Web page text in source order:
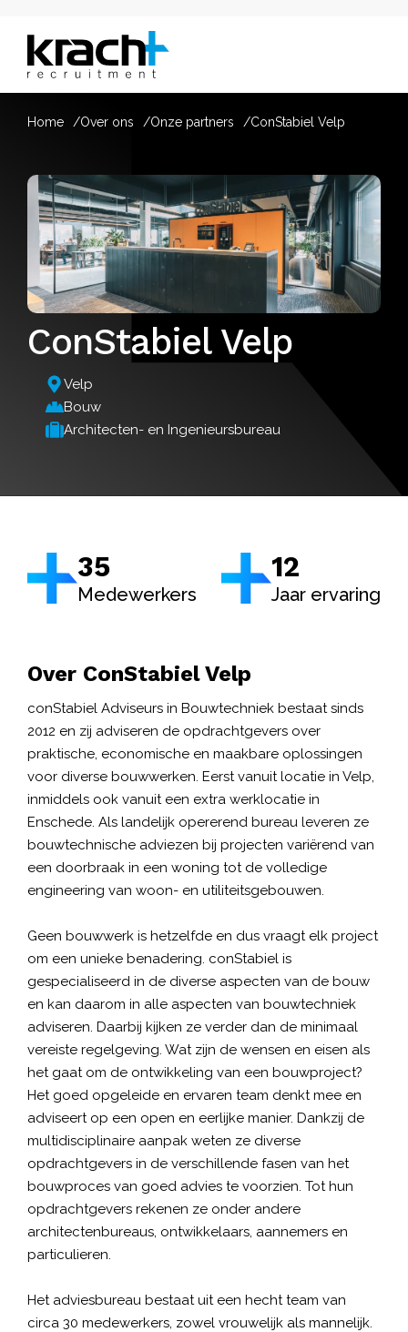
Home Over ons Onze partners ConStabiel Velp
ConStabiel Velp
Velp
Bouw
Architecten- en Ingenieursbureau
35
Medewerkers
12
Jaar ervaring
Over ConStabiel Velp
conStabiel Adviseurs in Bouwtechniek bestaat sinds
2012 en zij adviseren de opdrachtgevers over
praktische, economische en maakbare oplossingen
voor diverse bouwwerken. Eerst vanuit locatie in Velp,
inmiddels ook vanuit een extra werklocatie in
Enschede. Als landelijk opererend bureau leveren ze
bouwtechnische adviezen bij projecten variërend van
een doorbraak in een woning tot de volledige
engineering van woon- en utiliteitsgebouwen.
Geen bouwwerk is hetzelfde en dus vraagt elk project
om een unieke benadering. conStabiel is
gespecialiseerd in de diverse aspecten van de bouw
en kan daarom in alle aspecten van bouwtechniek
adviseren. Daarbij kijken ze verder dan de minimaal
vereiste regelgeving. Wat zijn de wensen en eisen als
het gaat om de ontwikkeling van een bouwproject?
Het goed opgeleide en ervaren team denkt mee en
adviseert op een open en eerlijke manier. Dankzij de
multidisciplinaire aanpak weten ze diverse
opdrachtgevers in de verschillende fasen van het
bouwproces van goed advies te voorzien. Tot hun
opdrachtgevers rekenen ze onder andere
architectenbureaus, ontwikkelaars, aannemers en
particulieren.
Het adviesbureau bestaat uit een hecht team van
circa 30 medewerkers, zowel vrouwelijk als mannelijk.